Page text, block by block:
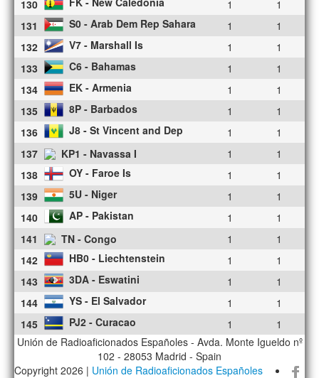
130 1
1
131
S0 - Arab Dem Rep Sahara 1
1
132
V7 - Marshall Is 1
1
133
C6 - Bahamas 1
1
134
EK - Armenia 1
1
135
8P - Barbados 1
1
136
J8 - St Vincent and Dep 1
1
137
KP1 - Navassa I 1
1
138
OY - Faroe Is 1
1
139
5U - Niger 1
1
140
AP - Pakistan 1
1
141
TN - Congo 1
1
142
HB0 - Liechtenstein 1
1
143
3DA - Eswatini 1
1
144
YS - El Salvador 1
1
145
PJ2 - Curacao 1
1
Unión de Radioaficionados Españoles - Avda. Monte Igueldo nº
102 - 28053 Madrid - Spain
Copyright 2026 | Unión de Radioaficionados Españoles